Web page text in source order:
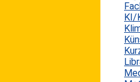
KI/
Die Innenstädte stehen vor
Herausforderungen: leere
weniger frequentierte